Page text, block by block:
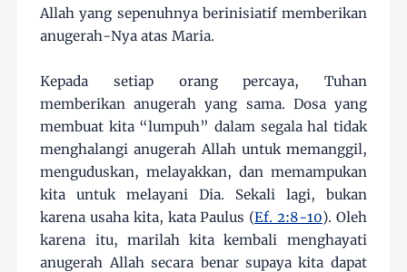
Allah yang sepenuhnya berinisiatif memberikan
anugerah-Nya atas Maria.
Kepada setiap orang percaya, Tuhan
memberikan anugerah yang sama. Dosa yang
membuat kita “lumpuh” dalam segala hal tidak
menghalangi anugerah Allah untuk memanggil,
menguduskan, melayakkan, dan memampukan
kita untuk melayani Dia. Sekali lagi, bukan
karena usaha kita, kata Paulus (Ef. 2:8-10). Oleh
karena itu, marilah kita kembali menghayati
anugerah Allah secara benar supaya kita dapat